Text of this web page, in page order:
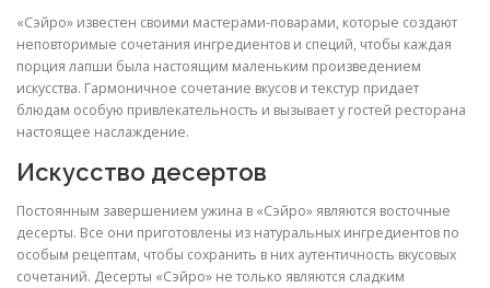
«Сэйро» известен своими мастерами-поварами, которые создают
неповторимые сочетания ингредиентов и специй, чтобы каждая
порция лапши была настоящим маленьким произведением
искусства. Гармоничное сочетание вкусов и текстур придает
блюдам особую привлекательность и вызывает у гостей ресторана
настоящее наслаждение.
Искусство десертов
Постоянным завершением ужина в «Сэйро» являются восточные
десерты. Все они приготовлены из натуральных ингредиентов по
особым рецептам, чтобы сохранить в них аутентичность вкусовых
сочетаний. Десерты «Сэйро» не только являются сладким